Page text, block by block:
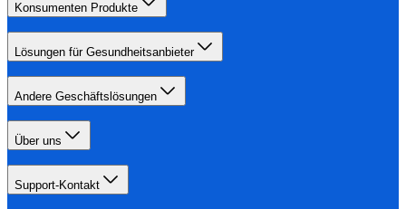
Konsumenten Produkte
Lösungen für Gesundheitsanbieter
Andere Geschäftslösungen
Über uns
Support-Kontakt